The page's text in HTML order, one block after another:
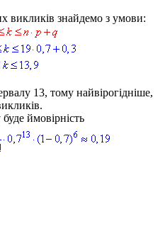
викликів знайдемо з умови:
13, тому найвірогідніше,
ймовірність